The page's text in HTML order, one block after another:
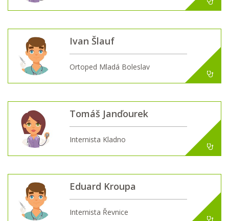
Ivan Šlauf
Ortoped Mladá Boleslav
Tomáš Janďourek
Internista Kladno
Eduard Kroupa
Internista Řevnice